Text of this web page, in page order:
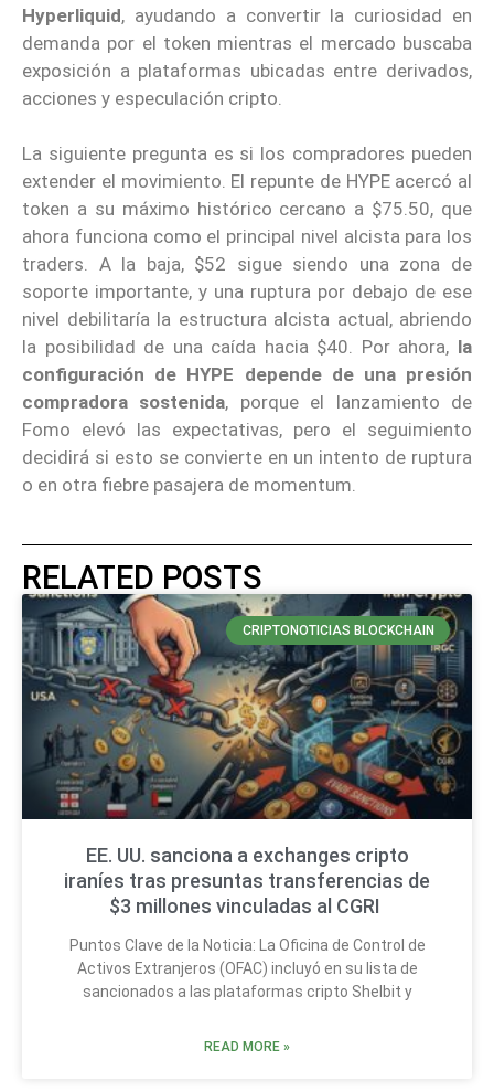
Hyperliquid, ayudando a convertir la curiosidad en
demanda por el token mientras el mercado buscaba
exposición a plataformas ubicadas entre derivados,
acciones y especulación cripto.
La siguiente pregunta es si los compradores pueden
extender el movimiento. El repunte de HYPE acercó al
token a su máximo histórico cercano a $75.50, que
ahora funciona como el principal nivel alcista para los
traders. A la baja, $52 sigue siendo una zona de
soporte importante, y una ruptura por debajo de ese
nivel debilitaría la estructura alcista actual, abriendo
la posibilidad de una caída hacia $40. Por ahora, la
configuración de HYPE depende de una presión
compradora sostenida, porque el lanzamiento de
Fomo elevó las expectativas, pero el seguimiento
decidirá si esto se convierte en un intento de ruptura
o en otra fiebre pasajera de momentum.
RELATED POSTS
CRIPTONOTICIAS BLOCKCHAIN
EE. UU. sanciona a exchanges cripto
iraníes tras presuntas transferencias de
$3 millones vinculadas al CGRI
Puntos Clave de la Noticia: La Oficina de Control de
Activos Extranjeros (OFAC) incluyó en su lista de
sancionados a las plataformas cripto Shelbit y
READ MORE »